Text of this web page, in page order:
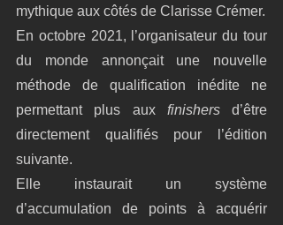
mythique aux côtés de Clarisse Crémer.
En octobre 2021, l’organisateur du tour
du monde annonçait une nouvelle
méthode de qualification inédite ne
permettant plus aux finishers d’être
directement qualifiés pour l’édition
suivante.
Elle instaurait un système
d’accumulation de points à acquérir